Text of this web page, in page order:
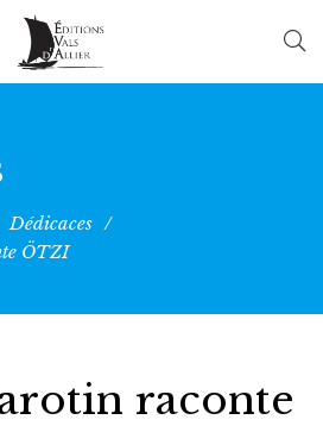
Dédicaces /
ÖTZI
raconte